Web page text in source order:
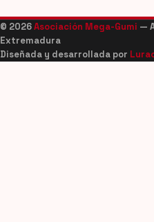
© 2026Asociación Mega-Gumi —
Extremadura
Diseñada y desarrollada por